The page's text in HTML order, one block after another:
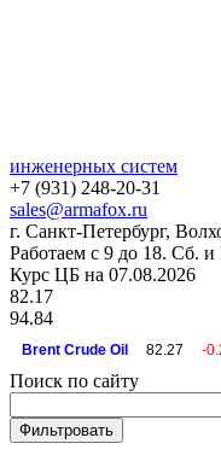
инженерных систем
+7 (931) 248-20-31
sales@armafox.ru
г. Санкт-Петербург,
Работаем с 9 до 18. Сб.
Курс ЦБ на 07.08.2026
82.17
94.84
Brent Crude Oil 82.27 -
Поиск по сайту